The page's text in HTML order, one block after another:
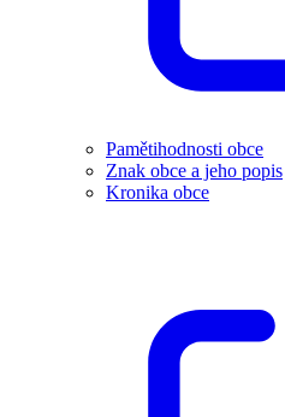
Pamětihodnosti obce
Znak obce a jeho popis
Kronika obce